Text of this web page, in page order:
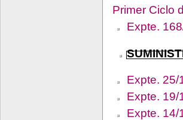
Primer Ciclo
Expte.
Expte. 25/
Expte. 19/
Expte. 14/